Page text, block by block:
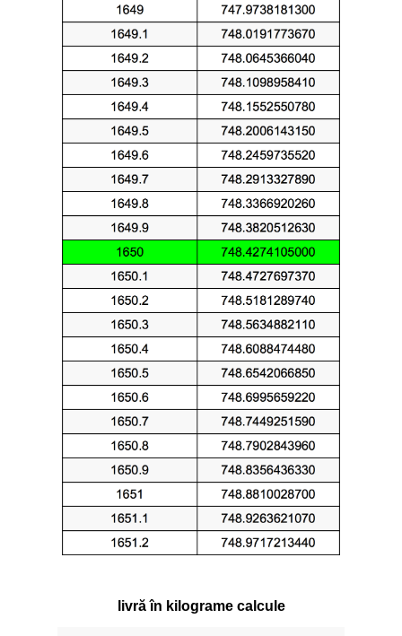
livră în kilograme calcule